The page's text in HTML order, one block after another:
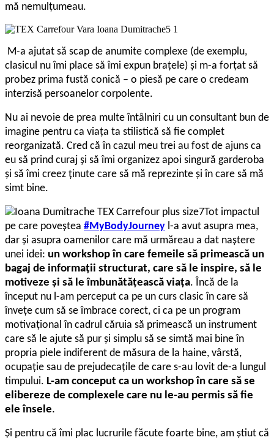
mă nemulțumeau.
M-a ajutat să scap de anumite complexe (de exemplu,
clasicul nu îmi place să îmi expun brațele) și m-a forțat să
probez prima fustă conică – o piesă pe care o credeam
interzisă persoanelor corpolente.
Nu ai nevoie de prea multe întâlniri cu un consultant bun de
imagine pentru ca viața ta stilistică să fie complet
reorganizată. Cred că în cazul meu trei au fost de ajuns ca
eu să prind curaj și să îmi organizez apoi singură garderoba
și să îmi creez ținute care să mă reprezinte și în care să mă
simt bine.
Tot impactul
pe care poveștea #MyBodyJourney l-a avut asupra mea,
dar și asupra oamenilor care mă urmăreau a dat naștere
unei idei: un workshop în care femeile să primească un
bagaj de informații structurat, care să le inspire, să le
motiveze și să le îmbunătățească viața. Încă de la
început nu l-am perceput ca pe un curs clasic în care să
învețe cum să se îmbrace corect, ci ca pe un program
motivațional în cadrul căruia să primească un instrument
care să le ajute să pur și simplu să se simtă mai bine în
propria piele indiferent de măsura de la haine, vârstă,
ocupație sau de prejudecațile de care s-au lovit de-a lungul
timpului. L-am conceput ca un workshop în care să se
elibereze de complexele care nu le-au permis să fie
ele însele.
Și pentru că îmi plac lucrurile făcute foarte bine, am știut că